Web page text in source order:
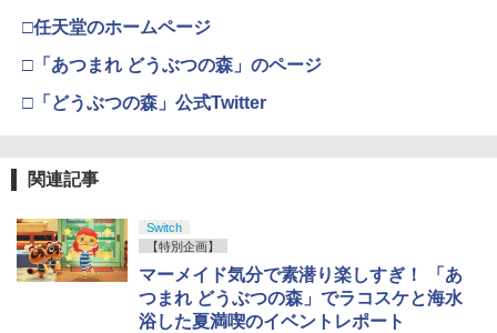
□任天堂のホームページ
□「あつまれ どうぶつの森」のページ
□「どうぶつの森」公式Twitter
関連記事
Switch
【特別企画】
マーメイド気分で素潜り楽しすぎ！ 「あ
つまれ どうぶつの森」でラコスケと海水
浴した夏満喫のイベントレポート